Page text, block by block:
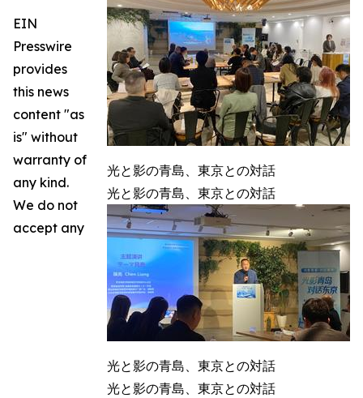
光と影の青島、東京との対話
光と影の青島、東京との対話
光と影の青島、東京との対話
光と影の青島、東京との対話
EIN
Presswire
provides
this news
content "as
is" without
warranty of
any kind.
We do not
accept any